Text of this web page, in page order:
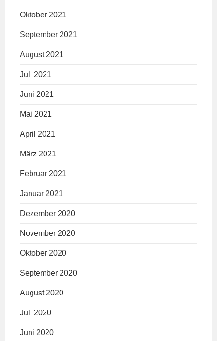
Oktober 2021
September 2021
August 2021
Juli 2021
Juni 2021
Mai 2021
April 2021
März 2021
Februar 2021
Januar 2021
Dezember 2020
November 2020
Oktober 2020
September 2020
August 2020
Juli 2020
Juni 2020